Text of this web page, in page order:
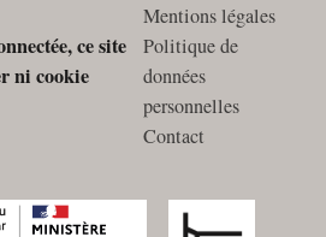
ce site
ni cookie
Mentions légales
Politique de
données
personnelles
Contact